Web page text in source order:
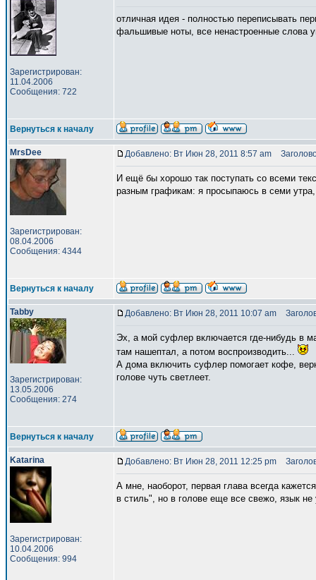
Зарегистрирован:
11.04.2006
Сообщения: 722
отличная идея - полностью переписывать
фальшивые ноты, все ненастроенные слова
Вернуться к началу
MrsDee
Зарегистрирован:
08.04.2006
Сообщения: 4344
Добавлено: Вт Июн 28, 2011 8:57 am
И ещё бы хорошо так поступать со всеми
разным графикам: я просыпаюсь в семи утра,
Вернуться к началу
Tabby
Зарегистрирован:
13.05.2006
Сообщения: 274
Добавлено: Вт Июн 28, 2011 10:07 am
Эх, а мой суфлер включается где-нибудь в
там нашептал, а потом воспроизводить...
А дома включить суфлер помогает кофе,
голове чуть светлеет.
Вернуться к началу
Katarina
Зарегистрирован:
10.04.2006
Сообщения: 994
Добавлено: Вт Июн 28, 2011 12:25 pm
А мне, наоборот, первая глава всегда
в стиль", но в голове еще все свежо, язык